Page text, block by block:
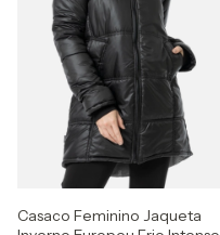
Casaco Feminino Jaqueta